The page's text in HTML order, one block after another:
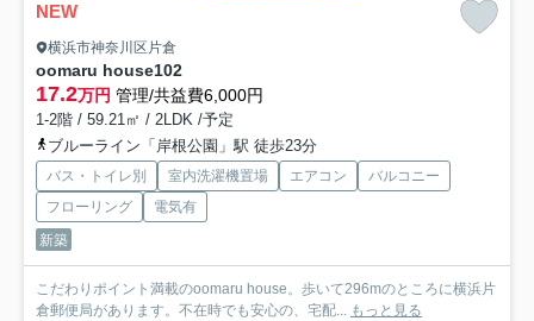
NEW
横浜市神奈川区片倉
oomaru house102
17.2万円 管理/共益費6,000円
1-2階 / 59.21㎡ / 2LDK /予定
ブルーライン「岸根公園」駅 徒歩23分
バス・トイレ別 室内洗濯機置場 エアコン
バルコニー
フローリング
電気有
新築
こだわりポイント満載のoomaru house。歩いて296mのところに横浜片
倉郵便局があります。不在時でも安心の、宅配... もっと見る